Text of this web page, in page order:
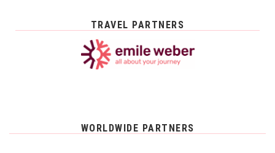
TRAVEL PARTNERS
WORLDWIDE PARTNERS